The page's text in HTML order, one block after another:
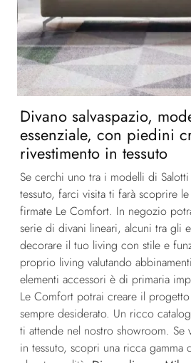
Divano salvaspazio,
essenziale, con piedini
rivestimento in tessuto
Se cerchi uno tra i modelli di
tessuto, farci visita ti farà scoprire
firmate Le Comfort. In negozio
serie di divani lineari, alcuni tra gli
decorare il tuo living con stile e
proprio living valutando
elementi accessori è di primaria
Le Comfort potrai creare il
sempre desiderato. Un ricco
ti attende nel nostro showroom.
in tessuto, scopri una ricca gamma